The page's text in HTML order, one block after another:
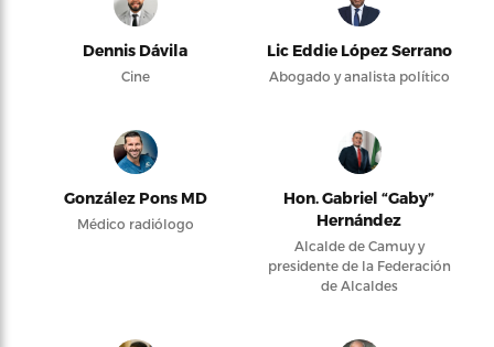
Dennis Dávila
Cine
Lic Eddie López Serrano
Abogado y analista político
González Pons MD
Médico radiólogo
Hon. Gabriel “Gaby”
Hernández
Alcalde de Camuy y
presidente de la Federación
de Alcaldes